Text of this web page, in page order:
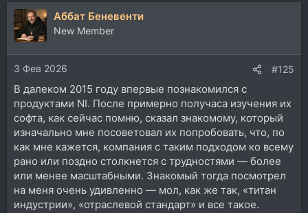
Аббат Беневенти
New Member
3 Фев 2026 #125
В далеком 2015 году впервые познакомился с
продуктами NI. После примерно получаса изучения их
софта, как сейчас помню, сказал знакомому, который
изначально мне посоветовал их попробовать, что, по
как мне кажется, компания с таким подходом ко всему
рано или поздно столкнется с трудностями — более
или менее масштабными. Знакомый тогда посмотрел
на меня очень удивленно — мол, как же так, «титан
индустрии», «отраслевой стандарт» и все такое.